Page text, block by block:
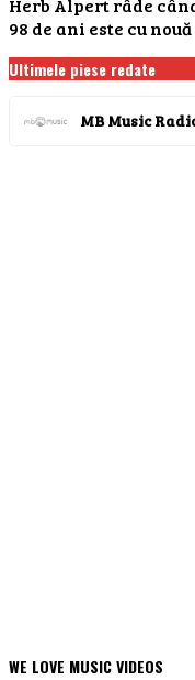
Herb Alpert râde
98 de ani este cu
Ultimele piese redate
MB Music
WE LOVE MUSIC VIDEOS